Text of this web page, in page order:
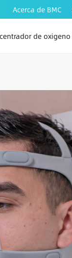
Acerca de BMC
de oxigeno